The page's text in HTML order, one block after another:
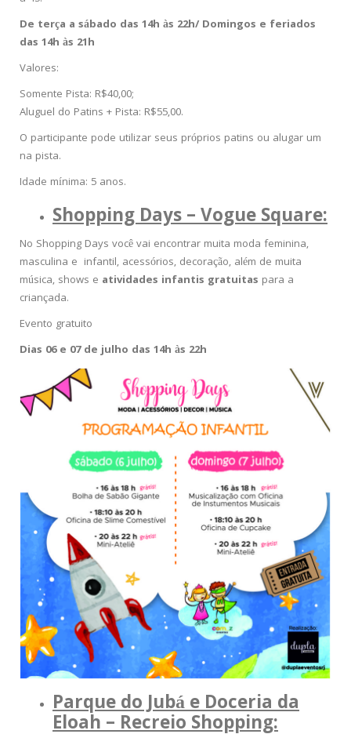
De terça a sábado das 14h às 22h/ Domingos e feriados
das 14h às 21h
Valores:
Somente Pista: R$40,00;
Aluguel do Patins + Pista: R$55,00.
O participante pode utilizar seus próprios patins ou alugar um
na pista.
Idade mínima: 5 anos.
Shopping Days – Vogue Square:
No Shopping Days você vai encontrar muita moda feminina,
masculina e infantil, acessórios, decoração, além de muita
música, shows e atividades infantis gratuitas para a
criançada.
Evento gratuito
Dias 06 e 07 de julho das 14h às 22h
Parque do Jubá e Doceria da
Eloah – Recreio Shopping: